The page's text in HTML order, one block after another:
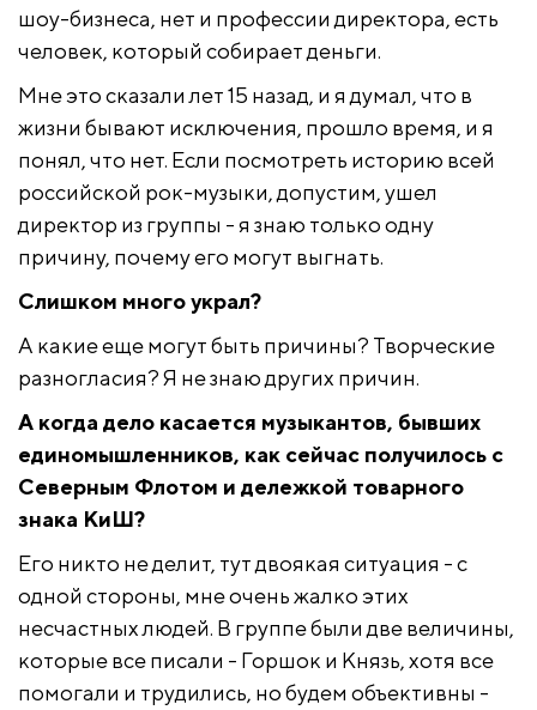
шоу-бизнеса, нет и профессии директора, есть
человек, который собирает деньги.
Мне это сказали лет 15 назад, и я думал, что в
жизни бывают исключения, прошло время, и я
понял, что нет. Если посмотреть историю всей
российской рок-музыки, допустим, ушел
директор из группы - я знаю только одну
причину, почему его могут выгнать.
Слишком много украл?
А какие еще могут быть причины? Творческие
разногласия? Я не знаю других причин.
А когда дело касается музыкантов, бывших
единомышленников, как сейчас получилось с
Северным Флотом и дележкой товарного
знака КиШ?
Его никто не делит, тут двоякая ситуация - с
одной стороны, мне очень жалко этих
несчастных людей. В группе были две величины,
которые все писали - Горшок и Князь, хотя все
помогали и трудились, но будем объективны -